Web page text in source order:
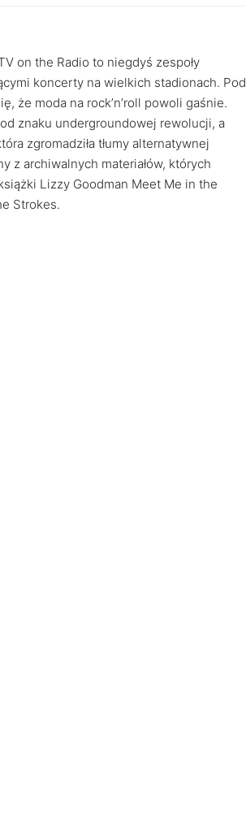
on the Radio to niegdyś zespoły
koncerty na wielkich stadionach. Pod
że moda na rock’n’roll powoli gaśnie.
znaku undergroundowej rewolucji, a
zgromadziła tłumy alternatywnej
z archiwalnych materiałów, których
Lizzy Goodman Meet Me in the
Strokes.